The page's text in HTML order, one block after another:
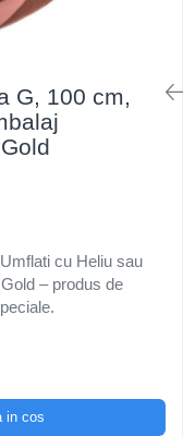
G, 100 cm,
cu Heliu sau
– produs de
in cos